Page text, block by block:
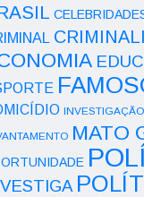
INVESTIGAÇÃO
MATO